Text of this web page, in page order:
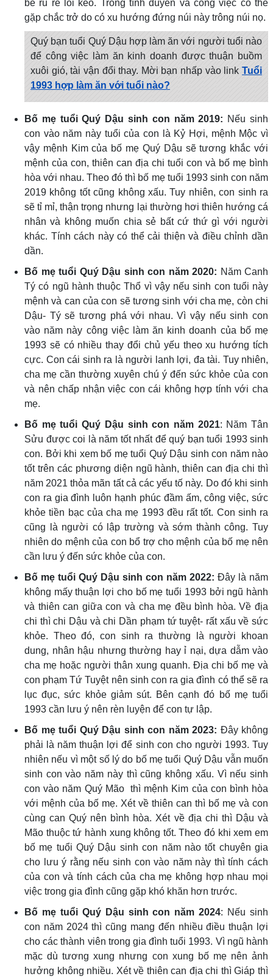
bè rủ rê lôi kéo. Trong tình duyên và công việc có thể
gặp chắc trở do có xu hướng đứng núi này trông núi nọ.
Quý bạn tuổi Quý Dậu hợp làm ăn với người tuổi nào
để công việc làm ăn kinh doanh được thuận buồm
xuôi gió, tài vận đổi thay. Mời bạn nhấp vào link Tuổi
1993 hợp làm ăn với tuổi nào?
Bố mẹ tuổi Quý Dậu sinh con năm 2019: Nếu sinh
con vào năm này tuổi của con là Kỷ Hợi, mệnh Mộc vì
vậy mệnh Kim của bố mẹ Quý Dậu sẽ tương khắc với
mệnh của con, thiên can địa chi tuổi con và bố mẹ bình
hòa với nhau. Theo đó thì bố mẹ tuổi 1993 sinh con năm
2019 không tốt cũng không xấu. Tuy nhiên, con sinh ra
sẽ tỉ mỉ, thận trọng nhưng lại thường hơi thiên hướng cá
nhân và không muốn chia sẻ bất cứ thứ gì với người
khác. Tính cách này có thể cải thiện và điều chỉnh dần
dần.
Bố mẹ tuổi Quý Dậu sinh con năm 2020: Năm Canh
Tý có ngũ hành thuộc Thổ vì vậy nếu sinh con tuổi này
mệnh và can của con sẽ tương sinh với cha mẹ, còn chi
Dậu- Tý sẽ tương phá với nhau. Vì vậy nếu sinh con
vào năm này công việc làm ăn kinh doanh của bố mẹ
1993 sẽ có nhiều thay đổi chủ yếu theo xu hướng tích
cực. Con cái sinh ra là người lanh lợi, đa tài. Tuy nhiên,
cha mẹ cần thường xuyên chú ý đến sức khỏe của con
và nên chấp nhận việc con cái không hợp tính với cha
mẹ.
Bố mẹ tuổi Quý Dậu sinh con năm 2021: Năm Tân
Sửu được coi là năm tốt nhất để quý bạn tuổi 1993 sinh
con. Bởi khi xem bố mẹ tuổi Quý Dậu sinh con năm nào
tốt trên các phương diện ngũ hành, thiên can địa chi thì
năm 2021 thỏa mãn tất cả các yếu tố này. Do đó khi sinh
con ra gia đình luôn hạnh phúc đầm ấm, công việc, sức
khỏe tiền bạc của cha mẹ 1993 đều rất tốt. Con sinh ra
cũng là người có lập trường và sớm thành công. Tuy
nhiên do mệnh của con bổ trợ cho mệnh của bố mẹ nên
cần lưu ý đến sức khỏe của con.
Bố mẹ tuổi Quý Dậu sinh con năm 2022: Đây là năm
không mấy thuận lợi cho bố mẹ tuổi 1993 bởi ngũ hành
và thiên can giữa con và cha mẹ đều bình hòa. Về địa
chi thì chi Dậu và chi Dần phạm tứ tuyệt- rất xấu về sức
khỏe. Theo đó, con sinh ra thường là người khoan
dung, nhân hậu nhưng thường hay ỉ nại, dựa dẫm vào
cha mẹ hoặc người thân xung quanh. Địa chi bố mẹ và
con phạm Tứ Tuyệt nên sinh con ra gia đình có thể sẽ ra
lục đục, sức khỏe giảm sút. Bên cạnh đó bố mẹ tuổi
1993 cần lưu ý nên rèn luyện để con tự lập.
Bố mẹ tuổi Quý Dậu sinh con năm 2023: Đây không
phải là năm thuận lợi để sinh con cho người 1993. Tuy
nhiên nếu vì một số lý do bố mẹ tuổi Quý Dậu vẫn muốn
sinh con vào năm này thì cũng không xấu. Vì nếu sinh
con vào năm Quý Mão thì mệnh Kim của con bình hòa
với mệnh của bố mẹ. Xét về thiên can thì bố mẹ và con
cùng can Quý nên bình hòa. Xét về địa chi thì Dậu và
Mão thuộc tứ hành xung không tốt. Theo đó khi xem em
bố mẹ tuổi Quý Dậu sinh con năm nào tốt chuyên gia
cho lưu ý rằng nếu sinh con vào năm này thì tính cách
của con và tính cách của cha mẹ không hợp nhau mọi
việc trong gia đình cũng gặp khó khăn hơn trước.
Bố mẹ tuổi Quý Dậu sinh con năm 2024: Nếu sinh
con năm 2024 thì cũng mang đến nhiều điều thuận lợi
cho các thành viên trong gia đình tuổi 1993. Vì ngũ hành
mặc dù tương xung nhưng con xung bố mẹ nên ảnh
hưởng không nhiều. Xét về thiên can địa chi thì Giáp thì